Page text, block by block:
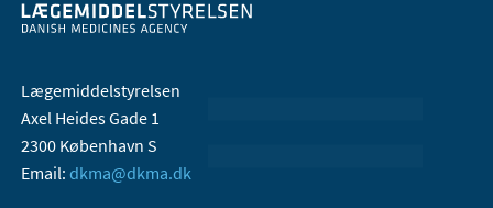
Lægemiddelstyrelsen
Axel Heides Gade 1
2300 København S
Email: dkma@dkma.dk